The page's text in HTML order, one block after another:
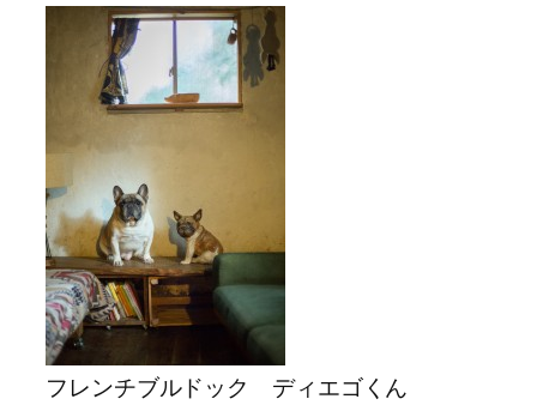
フレンチブルドック ディエゴくん